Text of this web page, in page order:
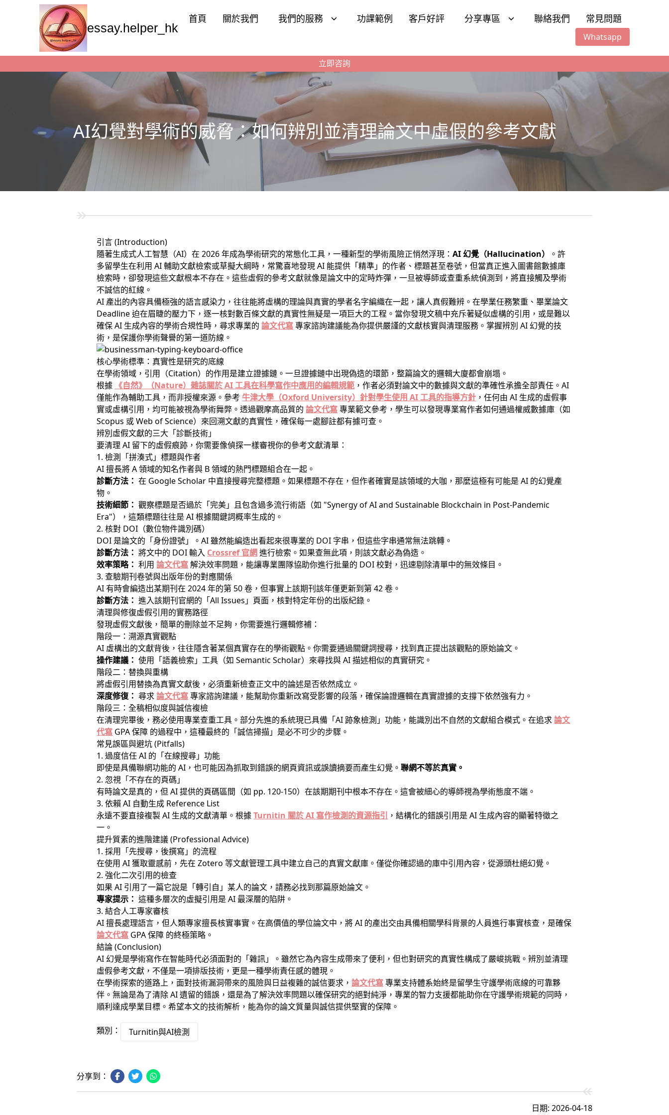
essay.helper_hk
首頁 關於我們 我們的服務 功課範例 客戶好評 分享專區 聯絡我們 常見問題
Whatsapp
立即咨詢
AI幻覺對學術的威脅：如何辨別並清理論文中虛假的參考文獻
引言 (Introduction)
隨著生成式人工智慧（AI）在 2026 年成為學術研究的常態化工具，一種新型的學術風險正悄然浮現：AI 幻覺（Hallucination）
。許
多留學生在利用 AI 輔助文獻檢索或草擬大綱時，常驚喜地發現 AI 能提供「精準」的作者、標題甚至卷號，但當真正進入圖書館數據庫
檢索時，卻發現這些文獻根本不存在。這些虛假的參考文獻就像是論文中的定時炸彈，一旦被導師或查重系統偵測到，將直接觸及學術
不誠信的紅線。
AI 產出的內容具備極強的語言感染力，往往能將虛構的理論與真實的學者名字編織在一起，讓人真假難辨。在學業任務繁重、畢業論文
Deadline 迫在眉睫的壓力下，逐一核對數百條文獻的真實性無疑是一項巨大的工程。當你發現文稿中充斥著疑似虛構的引用，或是難以
確保 AI 生成內容的學術合規性時，尋求專業的論文代寫專家諮詢建議能為你提供嚴謹的文獻核實與清理服務。掌握辨別 AI 幻覺的技
術，是保護你學術聲譽的第一道防線。
核心學術標準：真實性是研究的底線
在學術領域，引用（Citation）的作用是建立證據鏈。一旦證據鏈中出現偽造的環節，整篇論文的邏輯大廈都會崩塌。
根據 《自然》（Nature）雜誌關於 AI 工具在科學寫作中應用的編輯規範 ，作者必須對論文中的數據與文獻的準確性承擔全部責任。AI
僅能作為輔助工具，而非授權來源。參考 牛津大學（Oxford University）針對學生使用 AI 工具的指導方針 ，任何由 AI 生成的虛假事
實或虛構引用，均可能被視為學術舞弊。透過觀摩高品質的論文代寫專業範文參考，學生可以發現專業寫作者如何通過權威數據庫（如
Scopus 或 Web of Science）來回溯文獻的真實性，確保每一處腳註都有據可查。
辨別虛假文獻的三大「診斷技術」
要清理 AI 留下的虛假痕跡，你需要像偵探一樣審視你的參考文獻清單：
1. 檢測「拼湊式」標題與作者
AI 擅長將 A 領域的知名作者與 B 領域的熱門標題組合在一起。
診斷方法： 在 Google Scholar 中直接搜尋完整標題。如果標題不存在，但作者確實是該領域的大咖，那麼這極有可能是 AI 的幻覺產
物。
技術細節： 觀察標題是否過於「完美」且包含過多流行術語（如 "Synergy of AI and Sustainable Blockchain in Post-Pandemic
Era"），這類標題往往是 AI 根據關鍵詞概率生成的。
2. 核對 DOI（數位物件識別碼）
DOI 是論文的「身份證號」。AI 雖然能編造出看起來很專業的 DOI 字串，但這些字串通常無法跳轉。
診斷方法： 將文中的 DOI 輸入 Crossref 官網進行檢索。如果查無此項，則該文獻必為偽造。
效率策略： 利用論文代寫解決效率問題，能讓專業團隊協助你進行批量的 DOI 校對，迅速剔除清單中的無效條目。
3. 查驗期刊卷號與出版年份的對應關係
AI 有時會編造出某期刊在 2024 年的第 50 卷，但事實上該期刊該年僅更新到第 42 卷。
診斷方法： 進入該期刊官網的「All Issues」頁面，核對特定年份的出版紀錄。
清理與修復虛假引用的實務路徑
發現虛假文獻後，簡單的刪除並不足夠，你需要進行邏輯修補：
階段一：溯源真實觀點
AI 虛構出的文獻背後，往往隱含著某個真實存在的學術觀點。你需要通過關鍵詞搜尋，找到真正提出該觀點的原始論文。
操作建議： 使用「語義檢索」工具（如 Semantic Scholar）來尋找與 AI 描述相似的真實研究。
階段二：替換與重構
將虛假引用替換為真實文獻後，必須重新檢查正文中的論述是否依然成立。
深度修復： 尋求論文代寫專家諮詢建議，能幫助你重新改寫受影響的段落，確保論證邏輯在真實證據的支撐下依然強有力。
階段三：全稿相似度與誠信複檢
在清理完畢後，務必使用專業查重工具。部分先進的系統現已具備「AI 跡象檢測」功能，能識別出不自然的文獻組合模式。在追求論文
代寫 GPA 保障 的過程中，這種最終的「誠信掃描」是必不可少的步驟。
常見誤區與避坑 (Pitfalls)
1. 過度信任 AI 的「在線搜尋」功能
即使是具備聯網功能的 AI，也可能因為抓取到錯誤的網頁資訊或誤讀摘要而產生幻覺。聯網不等於真實。
2. 忽視「不存在的頁碼」
有時論文是真的，但 AI 提供的頁碼區間（如 pp. 120-150）在該期期刊中根本不存在。這會被細心的導師視為學術態度不端。
3. 依賴 AI 自動生成 Reference List
永遠不要直接複製 AI 生成的文獻清單。根據Turnitin 關於 AI 寫作檢測的資源指引 ，結構化的錯誤引用是 AI 生成內容的顯著特徵之
一。
提升質素的進階建議 (Professional Advice)
1. 採用「先搜尋，後撰寫」的流程
在使用 AI 獲取靈感前，先在 Zotero 等文獻管理工具中建立自己的真實文獻庫。僅從你確認過的庫中引用內容，從源頭杜絕幻覺。
2. 強化二次引用的檢查
如果 AI 引用了一篇它說是「轉引自」某人的論文，請務必找到那篇原始論文。
專家提示： 這種多層次的虛擬引用是 AI 最深層的陷阱。
3. 結合人工專家審核
AI 擅長處理語言，但人類專家擅長核實事實。在高價值的學位論文中，將 AI 的產出交由具備相關學科背景的人員進行事實核查，是確保
論文代寫 GPA 保障 的終極策略。
結論 (Conclusion)
AI 幻覺是學術寫作在智能時代必須面對的「雜訊」。雖然它為內容生成帶來了便利，但也對研究的真實性構成了嚴峻挑戰。辨別並清理
虛假參考文獻，不僅是一項排版技術，更是一種學術責任感的體現。
在學術探索的道路上，面對技術漏洞帶來的風險與日益複雜的誠信要求，論文代寫專業支持體系始終是留學生守護學術底線的可靠夥
伴。無論是為了清除 AI 遺留的錯誤，還是為了解決效率問題以確保研究的絕對純淨，專業的智力支援都能助你在守護學術規範的同時，
順利達成學業目標。希望本文的技術解析，能為你的論文質量與誠信提供堅實的保障。
類別： Turnitin與AI檢測
分享到：
日期: 2026-04-18